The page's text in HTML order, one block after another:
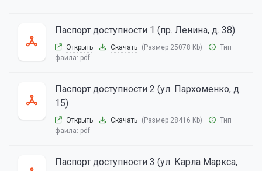
Паспорт доступности 1 (пр. Ленина, д. 38)
Открыть Скачать (Размер 25078 Kb)
Тип
файла: pdf
Паспорт доступности 2 (ул. Пархоменко, д.
15)
Открыть Скачать (Размер 28416 Kb)
Тип
файла: pdf
Паспорт доступности 3 (ул. Карла Маркса,